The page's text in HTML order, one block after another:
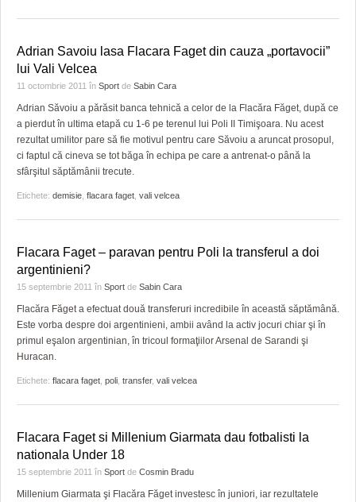
Adrian Savoiu lasa Flacara Faget din cauza „portavocii”
lui Vali Velcea
11 octombrie 2011 în Sport de Sabin Cara
Adrian Săvoiu a părăsit banca tehnică a celor de la Flacăra Făget, după ce
a pierdut în ultima etapă cu 1-6 pe terenul lui Poli II Timişoara. Nu acest
rezultat umilitor pare să fie motivul pentru care Săvoiu a aruncat prosopul,
ci faptul că cineva se tot băga în echipa pe care a antrenat-o până la
sfârşitul săptămânii trecute.
Etichete: demisie flacara faget vali velcea
Flacara Faget – paravan pentru Poli la transferul a doi
argentinieni?
15 septembrie 2011 în Sport de Sabin Cara
Flacăra Făget a efectuat două transferuri incredibile în această săptămână.
Este vorba despre doi argentinieni, ambii având la activ jocuri chiar şi în
primul eşalon argentinian, în tricoul formaţiilor Arsenal de Sarandi şi
Huracan.
Etichete: flacara faget poli transfer, vali velcea
Flacara Faget si Millenium Giarmata dau fotbalisti la
nationala Under 18
15 septembrie 2011 în Sport de Cosmin Bradu
Millenium Giarmata şi Flacăra Făget investesc în juniori, iar rezultatele